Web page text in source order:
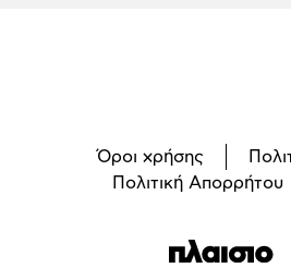
Όροι χρήσης
Πολιτική Απορρήτου